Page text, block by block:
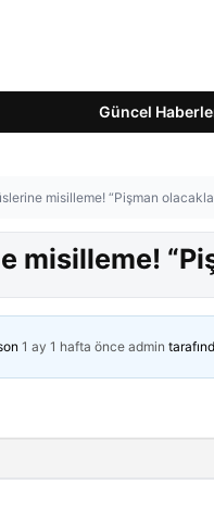
Güncel
misilleme! “Pişman
misilleme!
1 ay 1 hafta önce admin